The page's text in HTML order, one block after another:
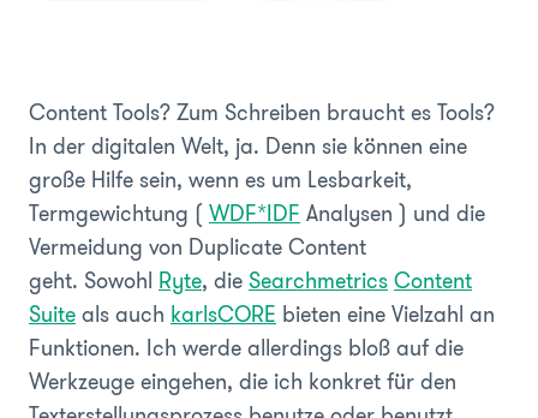
Content Tools? Zum Schreiben braucht es Tools?
In der digitalen Welt, ja. Denn sie können eine
große Hilfe sein, wenn es um Lesbarkeit,
Termgewichtung ( WDF*IDF Analysen ) und die
Vermeidung von Duplicate Content
geht. Sowohl Ryte, die SearchmetricsContent
Suiteals auch karlsCORE bieten eine Vielzahl an
Funktionen. Ich werde allerdings bloß auf die
Werkzeuge eingehen, die ich konkret für den